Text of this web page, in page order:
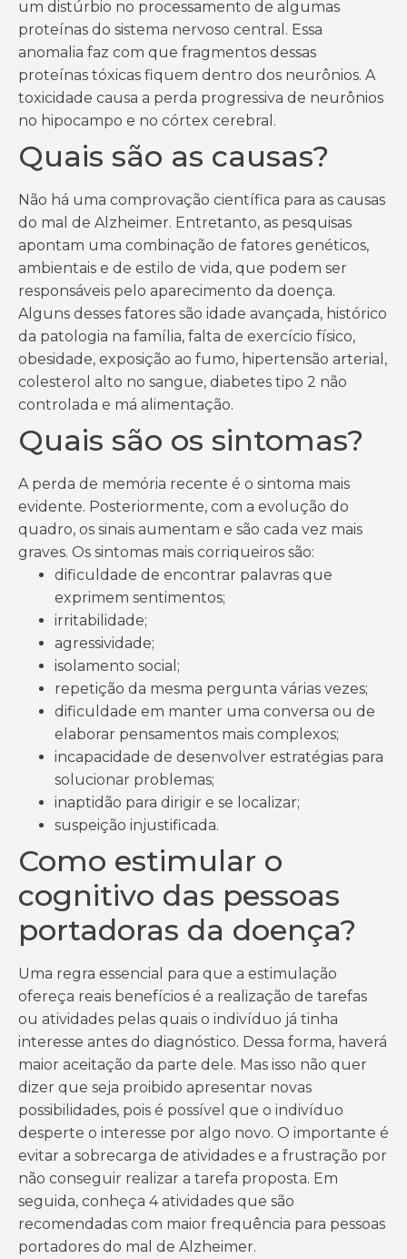
um distúrbio no processamento de algumas
proteínas do sistema nervoso central. Essa
anomalia faz com que fragmentos dessas
proteínas tóxicas fiquem dentro dos neurônios. A
toxicidade causa a perda progressiva de neurônios
no hipocampo e no córtex cerebral.
Quais são as causas?
Não há uma comprovação científica para as causas
do mal de Alzheimer. Entretanto, as pesquisas
apontam uma combinação de fatores genéticos,
ambientais e de estilo de vida, que podem ser
responsáveis pelo aparecimento da doença.
Alguns desses fatores são idade avançada, histórico
da patologia na família, falta de exercício físico,
obesidade, exposição ao fumo, hipertensão arterial,
colesterol alto no sangue, diabetes tipo 2 não
controlada e má alimentação.
Quais são os sintomas?
A perda de memória recente é o sintoma mais
evidente. Posteriormente, com a evolução do
quadro, os sinais aumentam e são cada vez mais
graves. Os sintomas mais corriqueiros são:
dificuldade de encontrar palavras que
exprimem sentimentos;
irritabilidade;
agressividade;
isolamento social;
repetição da mesma pergunta várias vezes;
dificuldade em manter uma conversa ou de
elaborar pensamentos mais complexos;
incapacidade de desenvolver estratégias para
solucionar problemas;
inaptidão para dirigir e se localizar;
suspeição injustificada.
Como estimular o
cognitivo das pessoas
portadoras da doença?
Uma regra essencial para que a estimulação
ofereça reais benefícios é a realização de tarefas
ou atividades pelas quais o indivíduo já tinha
interesse antes do diagnóstico. Dessa forma, haverá
maior aceitação da parte dele. Mas isso não quer
dizer que seja proibido apresentar novas
possibilidades, pois é possível que o indivíduo
desperte o interesse por algo novo. O importante é
evitar a sobrecarga de atividades e a frustração por
não conseguir realizar a tarefa proposta. Em
seguida, conheça 4 atividades que são
recomendadas com maior frequência para pessoas
portadores do mal de Alzheimer.